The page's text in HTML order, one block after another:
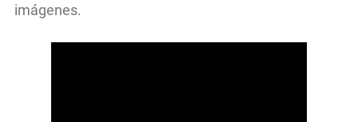
imágenes.